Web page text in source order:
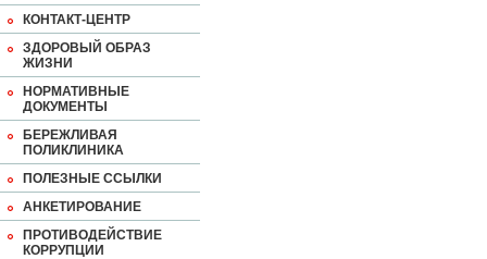
КОНТАКТ-ЦЕНТР
ЗДОРОВЫЙ ОБРАЗ
ЖИЗНИ
НОРМАТИВНЫЕ
ДОКУМЕНТЫ
БЕРЕЖЛИВАЯ
ПОЛИКЛИНИКА
ПОЛЕЗНЫЕ ССЫЛКИ
АНКЕТИРОВАНИЕ
ПРОТИВОДЕЙСТВИЕ
КОРРУПЦИИ